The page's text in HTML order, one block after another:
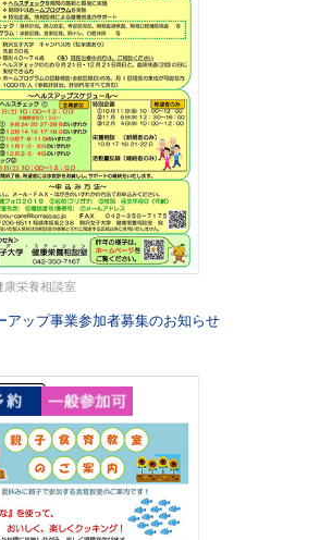
栄養相談室
ップ事業参加者募集のお知らせ